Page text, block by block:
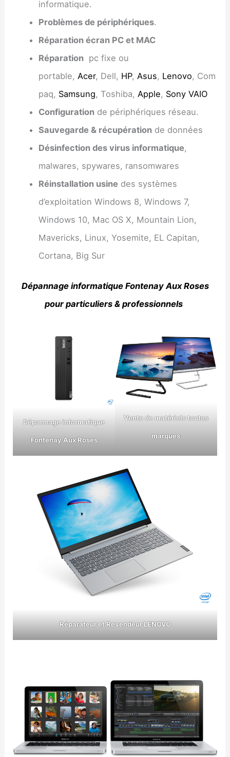
informatique.
Problèmes de périphériques.
Réparation écran PC et MAC
Réparationpc fixe ou
portable, Acer, Dell, HP, Asus, Lenovo, Com
paq, Samsung, Toshiba, Apple, Sony VAIO
Configurationde périphériques réseau.
Sauvegarde & récupérationde données
Désinfection des virus informatique,
malwares, spywares, ransomwares
Réinstallation usine des systèmes
d’exploitation Windows 8, Windows 7,
Windows 10, Mac OS X, Mountain Lion,
Mavericks, Linux, Yosemite, EL Capitan,
Cortana, Big Sur
Dépannage informatique Fontenay Aux Roses
pour particuliers & professionnels
Dépannage informatique
Fontenay Aux Roses
Vente de matériels toutes
marques
Réparateur et Revendeur LENOVO